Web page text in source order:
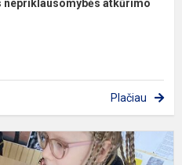
nepriklausomybės atkūrimo
Plačiau